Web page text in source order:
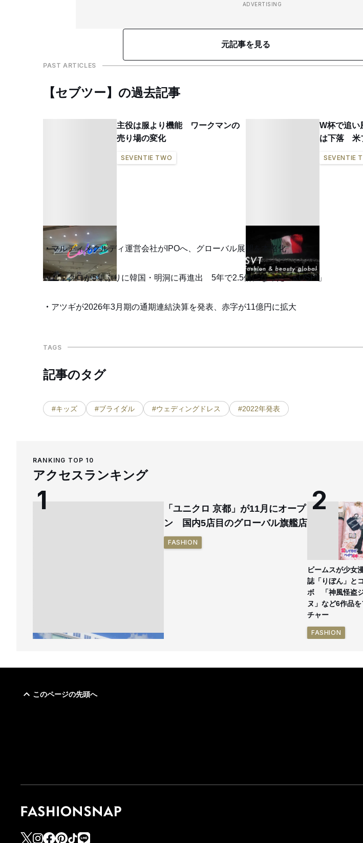
ADVERTISING
元記事を見る
PAST ARTICLES
【セブツー】の過去記事
主役は服より機能 ワークマンの
売り場の変化
SEVENTIE TWO
W杯で追い
は下落 米
SEVENTIE
マルディメクルディ運営会社がIPOへ、グローバル展開を本格化
ユニクロが5年ぶりに韓国・明洞に再進出 5年で2.5倍になった「KOSPI」
アツギが2026年3月期の通期連結決算を発表、赤字が11億円に拡大
TAGS
記事のタグ
#キッズ #ブライダル #ウェディングドレス #2022年発表
RANKING TOP 10
アクセスランキング
「ユニクロ 京都」が11月にオープ
ン 国内5店目のグローバル旗艦店
FASHION
ビームスが少女
誌「りぼん」と
ボ 「神風怪盗
ヌ」など6作品
チャー
FASHION
このページの先頭へ